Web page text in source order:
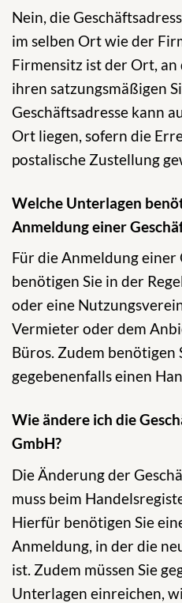
Nein, die
im selben Ort wie der
Firmensitz ist der Ort, an
ihren satzungsmäßigen
Geschäftsadresse kann
Ort liegen, sofern die
postalische Zustellung
Welche Unterlagen
Anmeldung einer
Für die Anmeldung einer
benötigen Sie in der
oder eine
Vermieter oder dem
Büros. Zudem benötigen
gegebenenfalls einen
Wie ändere ich die
GmbH?
Die Änderung der
muss beim
Hierfür benötigen Sie
Anmeldung, in der die
ist. Zudem müssen Sie
Unterlagen einreichen,